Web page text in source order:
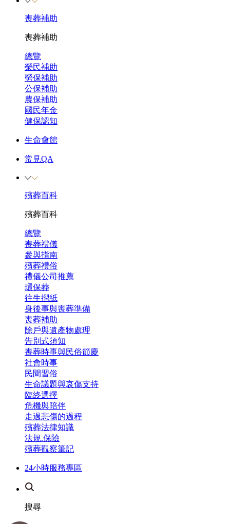
喪葬補助
喪葬補助
總覽
榮民補助
勞保補助
公保補助
農保補助
國民年金
健保認知
生命會館
常見QA
殯葬百科
殯葬百科
總覽
喪葬禮儀
參與指南
殯葬禮俗
禮儀公司推薦
環保葬
往生摺紙
身後事與喪葬準備
喪葬補助
除戶與遺產物處理
告別式須知
喪葬時事與民俗節慶
社會時事
民間習俗
生命議題與哀傷支持
臨終選擇
危機與陪伴
走過悲傷的過程
殯葬法律知識
法規.保險
殯葬觀察筆記
24小時服務專區
搜尋